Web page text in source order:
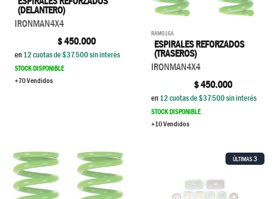
(DELANTERO)
IRONMAN4X4
$450.000
en12cuotas de $37.500sin interés
STOCK DISPONIBLE
+70 Vendidos
RAM016A
ESPIRALES REFORZADOS
(TRASEROS)
IRONMAN4X4
$450.000
en12cuotas de $37.500sin interés
STOCK DISPONIBLE
+10 Vendidos
ÚLTIMAS3